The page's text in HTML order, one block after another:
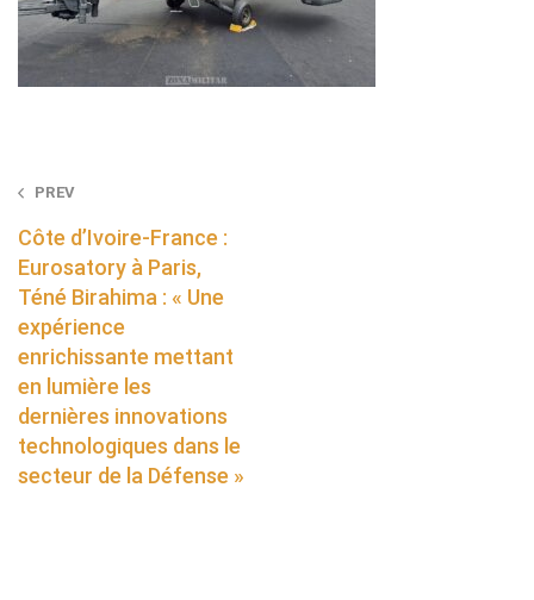
Post
navigation
PREV
Côte d’Ivoire-France :
Eurosatory à Paris,
Téné Birahima : « Une
expérience
enrichissante mettant
en lumière les
dernières innovations
technologiques dans le
secteur de la Défense »